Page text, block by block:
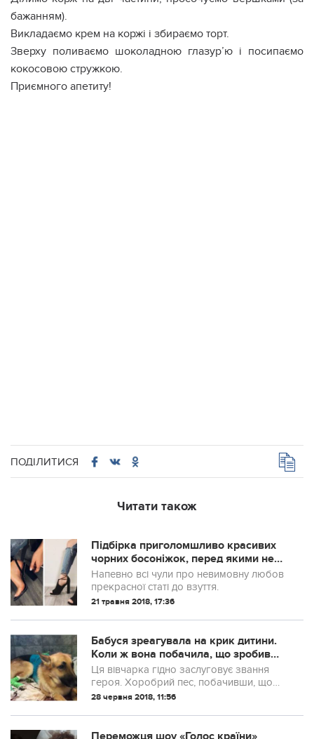
бажанням).
Викладаємо крем на коржі і збираємо торт.
Зверху поливаємо шоколадною глазур’ю і посипаємо
кокосовою стружкою.
Приємного апетиту!
ПОДІЛИТИСЯ
Читати також
Підбірка приголомшливо красивих
чорних босоніжок, перед якими не
встоїть жодна жінка! (фото)
Напевно всі чули про невимовну любов
прекрасної статі до взуття.
21 травня 2018, 17:36
Бабуся зреагувала на крик дитини.
Коли ж вона побачила, що зробив
пес, вона миттю кинулася по лікаря
…
Ця вівчарка гідно заслуговує звання
героя. Хоробрий пес, побачивши, що
його 7-річній господині загрожує
На дівчинку намагалася напасти отруйна
змія...
28 червня 2018, 11:56
Переможця шоу «Голос країни»